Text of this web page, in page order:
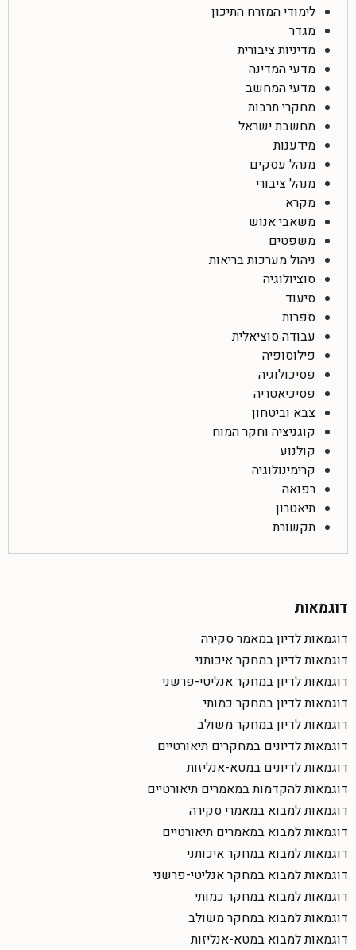
לימודי המזרח התיכון
מגדר
מדיניות ציבורית
מדעי המדינה
מדעי המחשב
מחקרי תרבות
מחשבת ישראל
מידענות
מנהל עסקים
מנהל ציבורי
מקרא
משאבי אנוש
משפטים
ניהול מערכות בריאות
סוציולוגיה
סיעוד
ספרות
עבודה סוציאלית
פילוסופיה
פסיכולוגיה
פסיכיאטריה
צבא וביטחון
קוגניציה וחקר המוח
קולנוע
קרימינולוגיה
רפואה
תיאטרון
תקשורת
דוגמאות
דוגמאות לדיון במאמר סקירה
דוגמאות לדיון במחקר איכותני
דוגמאות לדיון במחקר אנליטי-פרשני
דוגמאות לדיון במחקר כמותי
דוגמאות לדיון במחקר משולב
דוגמאות לדיונים במחקרים תיאורטיים
דוגמאות לדיונים במטא-אנליזות
דוגמאות להקדמות במאמרים תיאורטיים
דוגמאות למבוא במאמרי סקירה
דוגמאות למבוא במאמרים תיאורטיים
דוגמאות למבוא במחקר איכותני
דוגמאות למבוא במחקר אנליטי-פרשני
דוגמאות למבוא במחקר כמותי
דוגמאות למבוא במחקר משולב
דוגמאות למבוא במטא-אנליזות